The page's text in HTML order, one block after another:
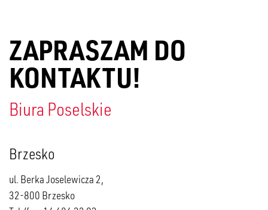
ZAPRASZAM DO
KONTAKTU!
Biura Poselskie
Brzesko
ul. Berka Joselewicza 2,
32-800 Brzesko